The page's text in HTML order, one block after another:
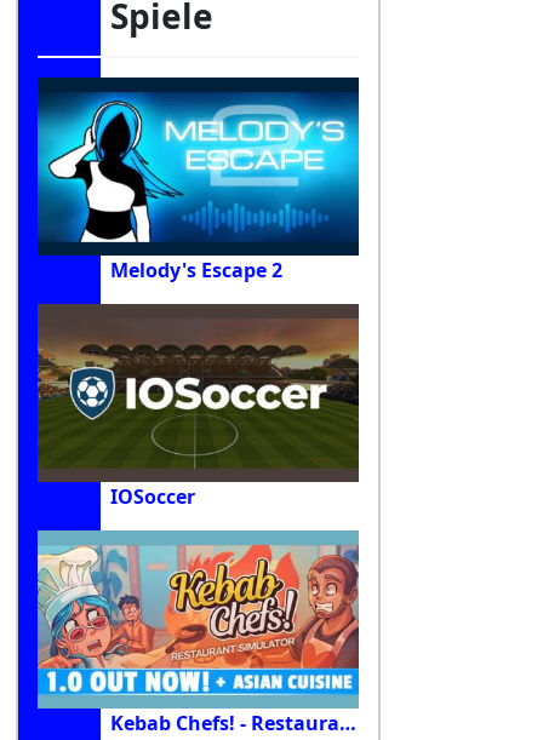
Spiele
Melody's Escape 2
IOSoccer
Kebab Chefs! - Restaurant Simulator